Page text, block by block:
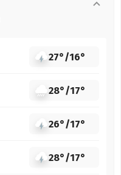
27°/16°
28°/17°
26°/17°
28°/17°